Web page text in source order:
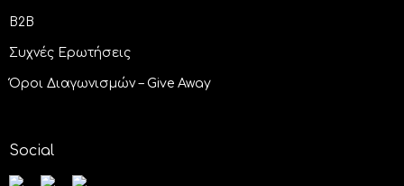
B2B
Συχνές Ερωτήσεις
Όροι Διαγωνισμών – Give Away
Social